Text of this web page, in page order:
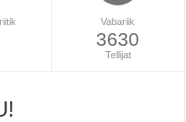
Vabariik
3630
Tellijat